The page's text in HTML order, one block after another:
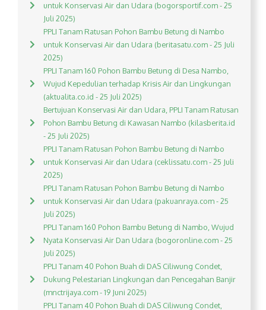
untuk Konservasi Air dan Udara (bogorsportif.com - 25
Juli 2025)
PPLI Tanam Ratusan Pohon Bambu Betung di Nambo
untuk Konservasi Air dan Udara (beritasatu.com - 25 Juli
2025)
PPLI Tanam 160 Pohon Bambu Betung di Desa Nambo,
Wujud Kepedulian terhadap Krisis Air dan Lingkungan
(aktualita.co.id - 25 Juli 2025)
Bertujuan Konservasi Air dan Udara, PPLI Tanam Ratusan
Pohon Bambu Betung di Kawasan Nambo (kilasberita.id
- 25 Juli 2025)
PPLI Tanam Ratusan Pohon Bambu Betung di Nambo
untuk Konservasi Air dan Udara (ceklissatu.com - 25 Juli
2025)
PPLI Tanam Ratusan Pohon Bambu Betung di Nambo
untuk Konservasi Air dan Udara (pakuanraya.com - 25
Juli 2025)
PPLI Tanam 160 Pohon Bambu Betung di Nambo, Wujud
Nyata Konservasi Air Dan Udara (bogoronline.com - 25
Juli 2025)
PPLI Tanam 40 Pohon Buah di DAS Ciliwung Condet,
Dukung Pelestarian Lingkungan dan Pencegahan Banjir
(mnctrijaya.com - 19 Juni 2025)
PPLI Tanam 40 Pohon Buah di DAS Ciliwung Condet,